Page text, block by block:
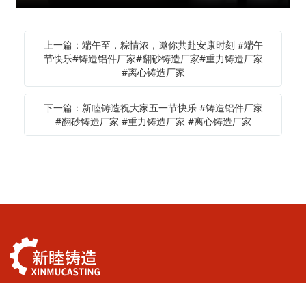
上一篇：端午至，粽情浓，邀你共赴安康时刻 #端午
节快乐#铸造铝件厂家#翻砂铸造厂家#重力铸造厂家
#离心铸造厂家
下一篇：新睦铸造祝大家五一节快乐 #铸造铝件厂家
#翻砂铸造厂家 #重力铸造厂家 #离心铸造厂家